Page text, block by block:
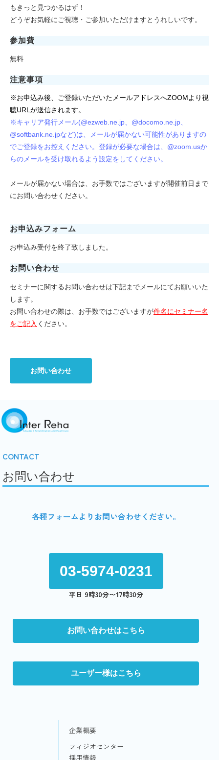
もきっと見つかるはず！
どうぞお気軽にご視聴・ご参加いただけますとうれしいです。
参加費
無料
注意事項
※お申込み後、ご登録いただいたメールアドレスへZOOMより視
聴URLが送信されます。
※キャリア発行メール(@ezweb.ne.jp、@docomo.ne.jp、
@softbank.ne.jpなど)は、メールが届かない可能性がありますの
でご登録をお控えください。登録が必要な場合は、@zoom.usか
らのメールを受け取れるよう設定をしてください。
メールが届かない場合は、お手数ではございますが開催前日まで
にお問い合わせください。
お申込みフォーム
お申込み受付を終了致しました。
お問い合わせ
セミナーに関するお問い合わせは下記までメールにてお願いいた
します。
お問い合わせの際は、お手数ではございますが件名にセミナー名
をご記入 ください。
お問い合わせ
CONTACT
お問い合わせ
各種フォームよりお問い合わせください。
03-5974-0231
平日 9時30分〜17時30分
お問い合わせはこちら
ユーザー様はこちら
企業概要
フィジオセンター
採用情報